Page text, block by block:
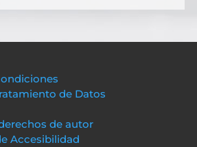
de Datos
de autor
Accesibilidad